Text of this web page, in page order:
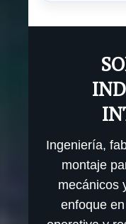
Ingeniería,
montaje
mecánicos
enfoque